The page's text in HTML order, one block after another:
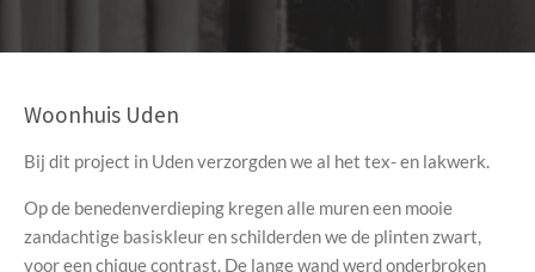
Woonhuis Uden
Bij dit project in Uden verzorgden we al het tex- en lakwerk.
Op de benedenverdieping kregen alle muren een mooie
zandachtige basiskleur en schilderden we de plinten zwart,
voor een chique contrast. De lange wand werd onderbroken